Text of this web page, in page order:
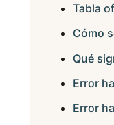
Tabla
Cómo
Qué
Error
Error